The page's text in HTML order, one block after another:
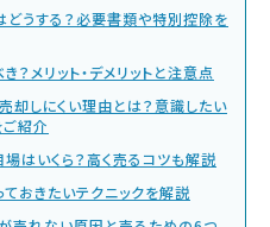
どうする？必要書類や特別控除を
？メリット・デメリットと注意点
却しにくい理由とは？意識したい
紹介
はいくら？高く売るコツも解説
おきたいテクニックを解説